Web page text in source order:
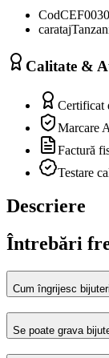
Cod
carataj
Calitate &
Certificat
Marcare
Factură
Testare
Descriere
Întrebări
Cum îngrijesc
Se poate grava